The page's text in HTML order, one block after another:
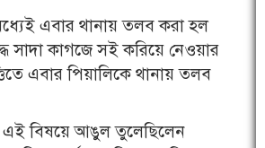
এবার থানায় তলব করা হল
সাদা কাগজে সই করিয়ে নেওয়ার
এবার পিয়ালিকে থানায় তলব
এই বিষয়ে আঙুল তুলেছিলেন